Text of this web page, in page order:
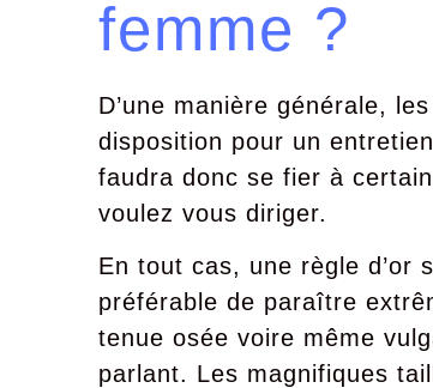
femme ?
D’une manière générale,
disposition pour un
faudra donc se fier à
voulez vous diriger.
En tout cas, une règle d’or
préférable de paraître
tenue osée voire même
parlant. Les magnifiques